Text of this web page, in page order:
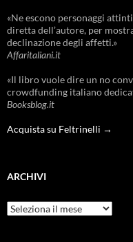
«Ne escono personaggi
diretta dell’autore, per
declinazione degli affetti.»
Affaritaliani.it
«Il libro vuole dire un no
crowdfunding italiano
Booksblog.it
Acquista su Feltrinelli →
ARCHIVI
Archivi